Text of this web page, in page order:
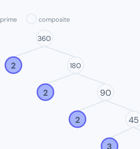
prime composite
360
2 180
2 90
2 45